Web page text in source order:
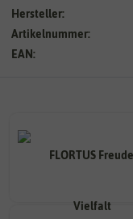
Hersteller:
Artikelnummer:
EAN: